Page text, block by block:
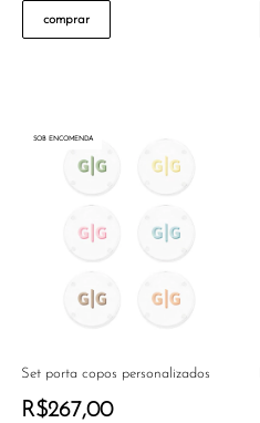
comprar
SOB ENCOMENDA
Set porta copos personalizados
R$267,00